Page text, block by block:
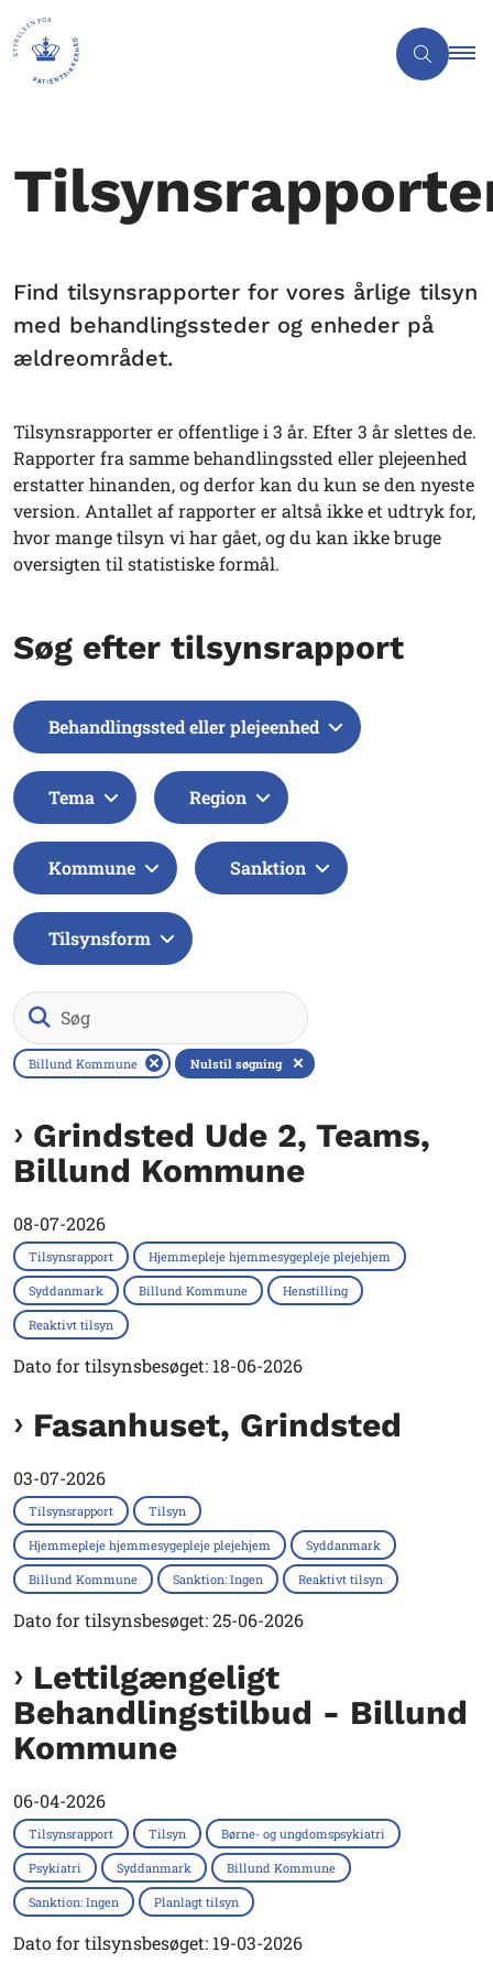
Find tilsynsrapporter for vores årlige tilsyn
med behandlingssteder og enheder på
ældreområdet.
Tilsynsrapporter er offentlige i 3 år. Efter 3 år slettes de.
Rapporter fra samme behandlingssted eller plejeenhed
erstatter hinanden, og derfor kan du kun se den nyeste
version. Antallet af rapporter er altså ikke et udtryk for,
hvor mange tilsyn vi har gået, og du kan ikke bruge
oversigten til statistiske formål.
Søg efter tilsynsrapport
Billund Kommune Nulstil søgning
Behandlingssted eller plejeenhed
Tema Region
Kommune Sanktion
Tilsynsform
Grindsted Ude 2, Teams,
Billund Kommune
08-07-2026
Tilsynsrapport Hjemmepleje hjemmesygepleje plejehjem
Syddanmark Billund Kommune Henstilling
Reaktivt tilsyn
Dato for tilsynsbesøget: 18-06-2026
Fasanhuset, Grindsted
03-07-2026
Tilsynsrapport Tilsyn
Hjemmepleje hjemmesygepleje plejehjem Syddanmark
Billund Kommune Sanktion: Ingen Reaktivt tilsyn
Dato for tilsynsbesøget: 25-06-2026
Lettilgængeligt
Behandlingstilbud - Billund
Kommune
06-04-2026
Tilsynsrapport Tilsyn Børne- og ungdomspsykiatri
Psykiatri Syddanmark Billund Kommune
Sanktion: Ingen Planlagt tilsyn
Dato for tilsynsbesøget: 19-03-2026